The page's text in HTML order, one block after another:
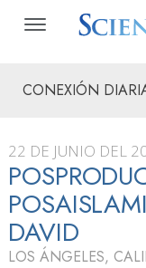
CONEXIÓN
22 DE JUNIO DEL
DAVID
LOS ÁNGELES,